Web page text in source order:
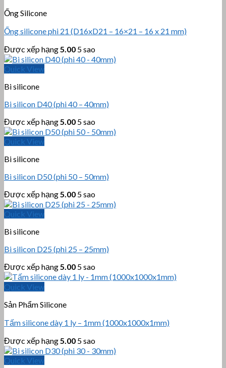
Ống Silicone
Ống silicone phi 21 (D16xD21 – 16×21 – 16 x 21 mm)
Được xếp hạng 5.00 5 sao
Quick View
Bi silicone
Bi silicon D40 (phi 40 – 40mm)
Được xếp hạng 5.00 5 sao
Quick View
Bi silicone
Bi silicon D50 (phi 50 – 50mm)
Được xếp hạng 5.00 5 sao
Quick View
Bi silicone
Bi silicon D25 (phi 25 – 25mm)
Được xếp hạng 5.00 5 sao
Quick View
Sản Phẩm Silicone
Tấm silicone dày 1 ly – 1mm (1000x1000x1mm)
Được xếp hạng 5.00 5 sao
Quick View